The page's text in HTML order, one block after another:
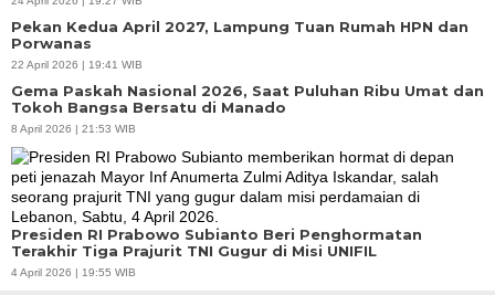
Pekan Kedua April 2027, Lampung Tuan Rumah HPN dan
Porwanas
22 April 2026 | 19:41 WIB
Gema Paskah Nasional 2026, Saat Puluhan Ribu Umat dan
Tokoh Bangsa Bersatu di Manado
8 April 2026 | 21:53 WIB
Presiden RI Prabowo Subianto Beri Penghormatan
Terakhir Tiga Prajurit TNI Gugur di Misi UNIFIL
4 April 2026 | 19:55 WIB